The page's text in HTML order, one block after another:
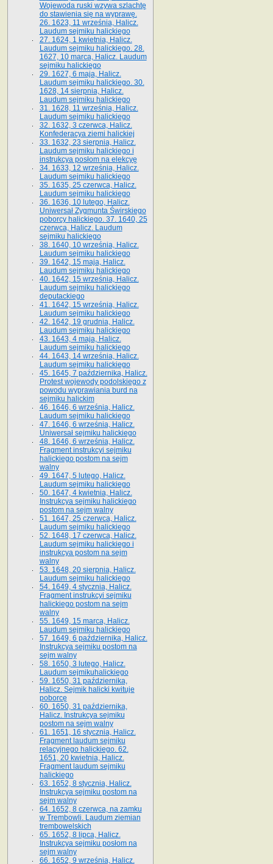
Wojewoda ruski wzywa szlachtę
do stawienia się na wyprawę.
26. 1623, 11 września, Halicz.
Laudum sejmiku halickiego
27. 1624, 1 kwietnia, Halicz.
Laudum sejmiku halickiego. 28.
1627, 10 marca, Halicz. Laudum
sejmiku halickiego
29. 1627, 6 maja, Halicz.
Laudum sejmiku halickiego. 30.
1628, 14 sierpnia, Halicz.
Laudum sejmiku halickiego
31. 1628, 11 września, Halicz.
Laudum sejmiku halickiego
32. 1632, 3 czerwca, Halicz.
Konfederacya ziemi halickiej
33. 1632, 23 sierpnia, Halicz.
Laudum sejmiku halickiego i
instrukcya posłom na elekcyę
34. 1633, 12 września, Halicz.
Laudum sejmiku halickiego
35. 1635, 25 czerwca, Halicz.
Laudum sejmiku halickiego
36. 1636, 10 lutego, Halicz.
Uniwersał Zygmunta Świrskiego
poborcy halickiego. 37. 1640, 25
czerwca, Halicz. Laudum
sejmiku halickiego
38. 1640, 10 września, Halicz.
Laudum sejmiku halickiego
39. 1642, 15 maja, Halicz.
Laudum sejmiku halickiego
40. 1642, 15 września, Halicz.
Laudum sejmiku halickiego
deputackiego
41. 1642, 15 września, Halicz.
Laudum sejmiku halickiego
42. 1642, 19 grudnia, Halicz.
Laudum sejmiku halickiego
43. 1643, 4 maja, Halicz.
Laudum sejmiku halickiego
44. 1643, 14 września, Halicz.
Laudum sejmiku halickiego
45. 1645, 7 października, Halicz.
Protest wojewody podolskiego z
powodu wyprawiania burd na
sejmiku halickim
46. 1646, 6 września, Halicz.
Laudum sejmiku halickiego
47. 1646, 6 września, Halicz.
Uniwersał sejmiku halickiego
48. 1646, 6 września, Halicz.
Fragment instrukcyi sejmiku
halickiego postom na sejm
walny
49. 1647, 5 lutego, Halicz.
Laudum sejmiku halickiego
50. 1647, 4 kwietnia, Halicz.
Instrukcya sejmiku halickiego
postom na sejm walny
51. 1647, 25 czerwca, Halicz.
Laudum sejmiku halickiego
52. 1648, 17 czerwca, Halicz.
Laudum sejmiku halickiego i
instrukcya postom na sejm
walny
53. 1648, 20 sierpnia, Halicz.
Laudum sejmiku halickiego
54. 1649, 4 stycznia, Halicz.
Fragment instrukcyi sejmiku
halickiego postom na sejm
walny
55. 1649, 15 marca, Halicz.
Laudum sejmiku halickiego
57. 1649, 6 października, Halicz.
Instrukcya sejmiku postom na
sejm walny
58. 1650, 3 lutego, Halicz.
Laudum sejmikuhalickiego
59. 1650, 31 października,
Halicz. Sejmik halicki kwituje
poborcę
60. 1650, 31 października,
Halicz. Instrukcya sejmiku
postom na sejm walny
61. 1651, 16 stycznia, Halicz.
Fragment laudum sejmiku
relacyjnego halickiego. 62.
1651, 20 kwietnia, Halicz.
Fragment laudum sejmiku
halickiego
63. 1652, 8 stycznia, Halicz.
Instrukcya sejmiku postom na
sejm walny
64. 1652, 8 czerwca, na zamku
w Trembowli. Laudum ziemian
trembowelskich
65. 1652, 8 lipca, Halicz.
Instrukcya sejmiku posłom na
sejm walny
66. 1652, 9 września, Halicz.